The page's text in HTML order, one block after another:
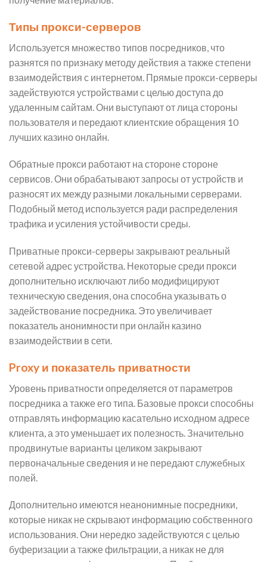
Типы прокси-серверов
Используется множество типов посредников, что
разнятся по признаку методу действия а также степени
взаимодействия с интернетом. Прямые прокси-серверы
задействуются устройствами с целью доступа до
удаленным сайтам. Они выступают от лица стороны
пользователя и передают клиентские обращения 10
лучших казино онлайн.
Обратные прокси работают на стороне стороне
сервисов. Они обрабатывают запросы от устройств и
разносят их между разными локальными серверами.
Подобный метод используется ради распределения
трафика и усиления устойчивости среды.
Приватные прокси-серверы закрывают реальный
сетевой адрес устройства. Некоторые среди прокси
дополнительно исключают либо модифицируют
техническую сведения, она способна указывать о
задействование посредника. Это увеличивает
показатель анонимности при онлайн казино
взаимодействии в сети.
Proxy и показатель приватности
Уровень приватности определяется от параметров
посредника а также его типа. Базовые прокси способны
отправлять информацию касательно исходном адресе
клиента, а это уменьшает их полезность. Значительно
продвинутые варианты целиком закрывают
первоначальные сведения и не передают служебных
полей.
Дополнительно имеются неанонимные посредники,
которые никак не скрывают информацию собственного
использования. Они нередко задействуются с целью
буферизации а также фильтрации, а никак не для